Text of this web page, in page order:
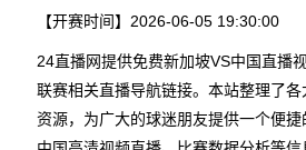
【开赛时间】 2026-06-05 19:30:00
24直播网提供免费新加坡VS中国直播
联赛相关直播导航链接。本站整理了
资源，为广大的球迷朋友提供一个便